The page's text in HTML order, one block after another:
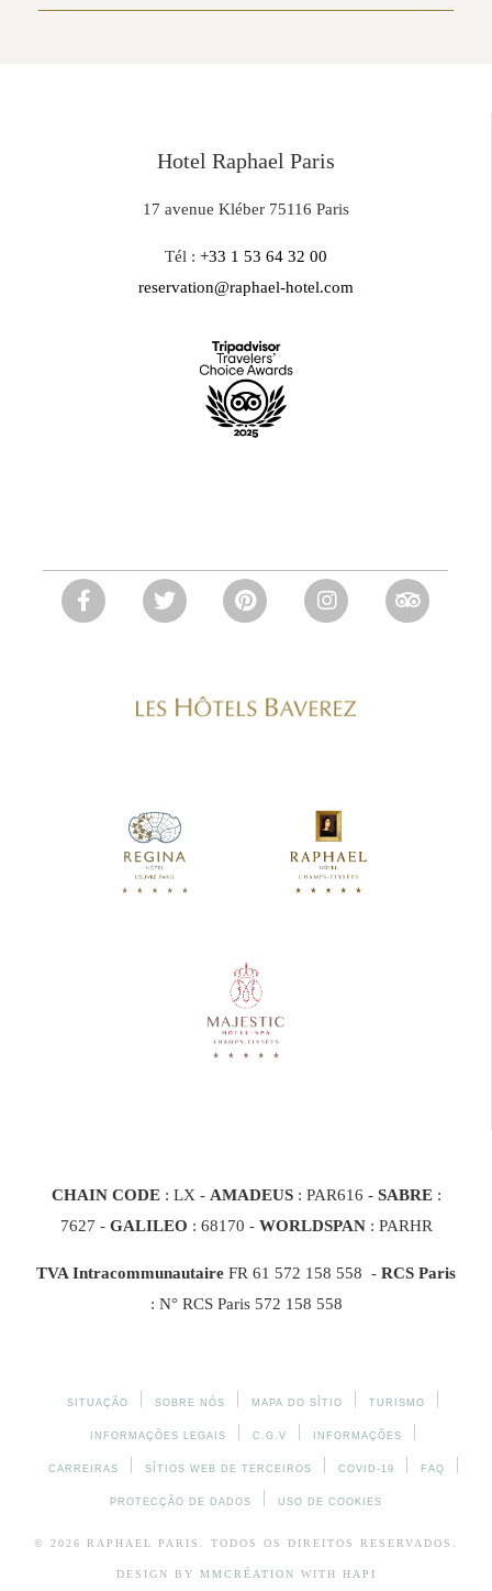
Hotel Raphael Paris
17 avenue Kléber 75116 Paris
Tél : +33 1 53 64 32 00
reservation@raphael-hotel.com
CHAIN CODE: LX - AMADEUS : PAR616 - SABRE :
7627 - GALILEO : 68170 - WORLDSPAN : PARHR
TVA Intracommunautaire FR 61 572 158 558 - RCS Paris
: N° RCS Paris 572 158 558
SITUAÇÃO SOBRE NÓS MAPA DO SÍTIO TURISMO
INFORMAÇÕES LEGAIS C.G.V INFORMAÇÕES
CARREIRAS SÍTIOS WEB DE TERCEIROS COVID-19 FAQ
PROTECÇÃO DE DADOS USO DE COOKIES
© 2026 RAPHAEL PARIS. TODOS OS DIREITOS RESERVADOS.
DESIGN BY MMCRÉATION WITH HAPI